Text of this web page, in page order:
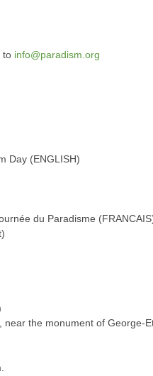
to info@paradism.org
Day (ENGLISH)
du Paradisme
near the monument of George-